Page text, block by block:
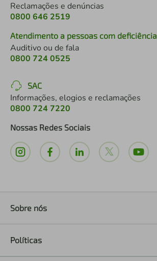
Reclamações e denúncias
0800 646 2519
Atendimento a pessoas com deficiência
Auditivo ou de fala
0800 724 0525
SAC
Informações, elogios e reclamações
0800 724 7220
Nossas Redes Sociais
Sobre nós
Políticas